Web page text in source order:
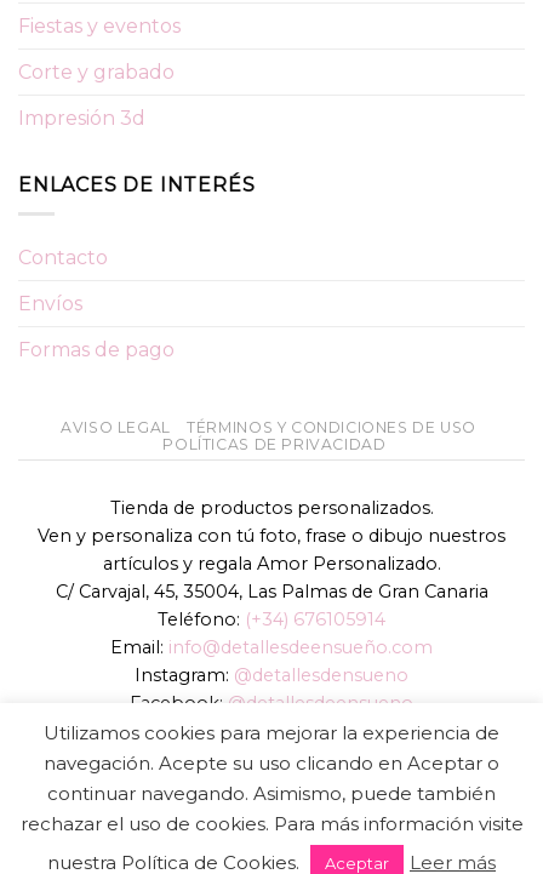
Fiestas y eventos
Corte y grabado
Impresión 3d
ENLACES DE INTERÉS
Contacto
Envíos
Formas de pago
AVISO LEGAL
TÉRMINOS Y CONDICIONES DE USO
POLÍTICAS DE PRIVACIDAD
Tienda de productos personalizados.
Ven y personaliza con tú foto, frase o dibujo nuestros
artículos y regala Amor Personalizado.
C/ Carvajal, 45, 35004, Las Palmas de Gran Canaria
Teléfono: (+34) 676105914
Email: info@detallesdeensueño.com
Instagram: @detallesdensueno
Facebook: @detallesdeensueno
TikTok: @detallesdensueno
Página web:www.detallesdeensueño.com
Copyright 2026 © DIGALOWEB.COM
Utilizamos cookies para mejorar la experiencia de
navegación. Acepte su uso clicando en Aceptar o
continuar navegando. Asimismo, puede también
rechazar el uso de cookies. Para más información visite
nuestra Política de Cookies.
Aceptar Leer más